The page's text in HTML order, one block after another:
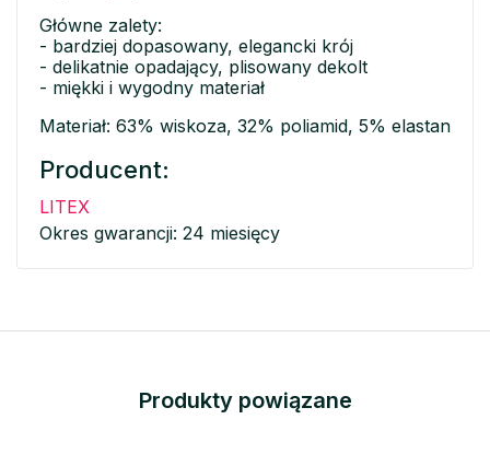
Główne zalety:
- bardziej dopasowany, elegancki krój
- delikatnie opadający, plisowany dekolt
- miękki i wygodny materiał
Materiał: 63% wiskoza, 32% poliamid, 5% elastan
Producent:
LITEX
Okres gwarancji: 24 miesięcy
Produkty powiązane